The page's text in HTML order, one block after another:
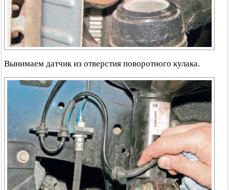
Вынимаем датчик из отверстия поворотного кулака.